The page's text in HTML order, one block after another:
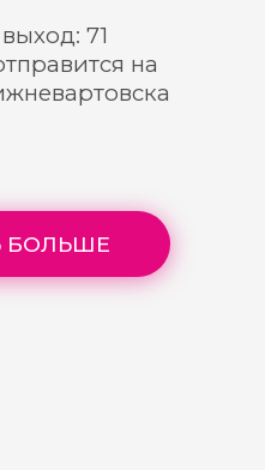
71
на
БОЛЬШЕ